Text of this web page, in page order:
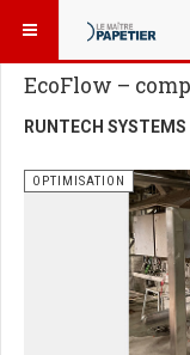
VOUS ÊTES ICI :
EcoFlow –
RUNTECH SYSTEMS
OPTIMISATION